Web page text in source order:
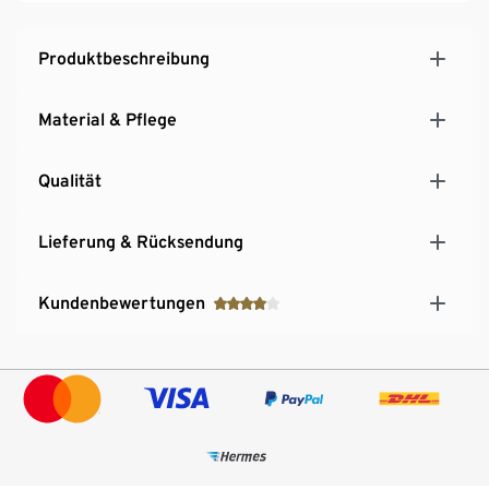
Produktbeschreibung
Material & Pflege
Qualität
Lieferung & Rücksendung
Kundenbewertungen